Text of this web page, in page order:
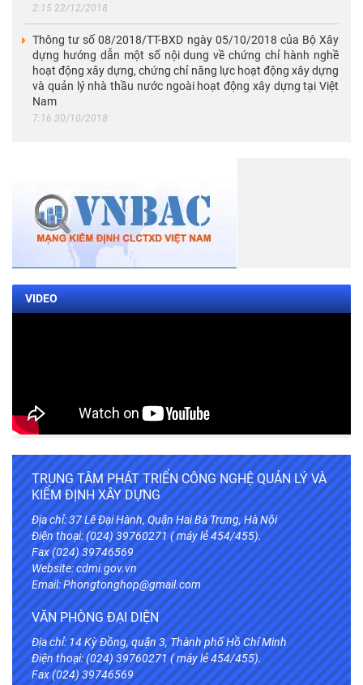
2:15 22/12/2018
Thông tư số 08/2018/TT-BXD ngày 05/10/2018 của Bộ Xây
dựng hướng dẫn một số nội dung về chứng chỉ hành nghề
hoạt động xây dựng, chứng chỉ năng lực hoạt động xây dựng
và quản lý nhà thầu nước ngoài hoạt động xây dựng tại Việt
Nam
7:16 30/10/2018
VIDEO
TRUNG TÂM PHÁT TRIỂN CÔNG NGHỆ QUẢN LÝ VÀ
KIỂM ĐỊNH XÂY DỰNG
Địa chỉ: 37 Lê Đại Hành, Quận Hai Bà Trưng, Hà Nội
Điện thoại: (024) 39760271 ( máy lẻ 454/455).
Fax (024) 39746569
Website:cdmi.gov.vn
Email: Phongtonghop@gmail.com
VĂN PHÒNG ĐẠI DIỆN
Địa chỉ: 14 Kỳ Đồng, quận 3, Thành phố Hồ Chí Minh
Điện thoại: (024) 39760271 ( máy lẻ 454/455).
Fax (024) 39746569